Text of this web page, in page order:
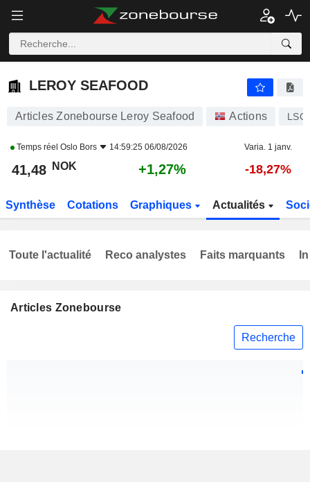
LEROY SEAFOOD
LEROY SEAFOOD
Articles Zonebourse Leroy Seafood Actions LSG
Temps réel Oslo Bors 14:59:25 06/08/2026 Varia. 1 janv.
41,48 NOK +1,27% -18,27%
Synthèse Cotations Graphiques Actualités
Articles Zonebourse
Recherche
Toute l'actualité Reco analystes Faits marquants